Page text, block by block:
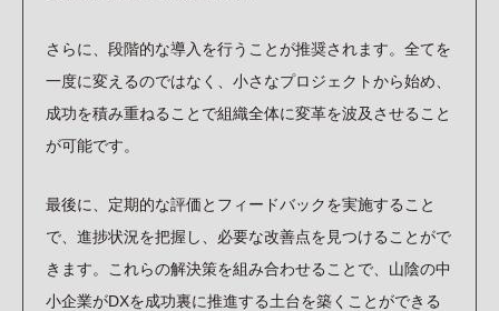
さらに、段階的な導入を行うことが推奨されます。全てを
一度に変えるのではなく、小さなプロジェクトから始め、
成功を積み重ねることで組織全体に変革を波及させること
が可能です。
最後に、定期的な評価とフィードバックを実施すること
で、進捗状況を把握し、必要な改善点を見つけることがで
きます。これらの解決策を組み合わせることで、山陰の中
小企業がDXを成功裏に推進する土台を築くことができる